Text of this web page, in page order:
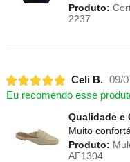
Produto:
2237
Celi B. 09/
Eu recomendo esse
Qualidade e
Muito
Produto:
AF1304